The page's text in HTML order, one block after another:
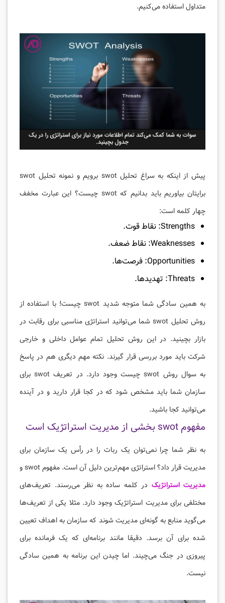
متداول استفاده می‌کنیم.
پیش از اینکه به سراغ تحلیل swot برویم و نمونه تحلیل swot
برایتان بیاوریم باید بدانیم که swot چیست؟ این عبارت مخفف
چهار کلمه است:
Strengths: نقاط قوت.
Weaknesses: نقاط ضعف.
Opportunities: فرصت‌ها.
Threats: تهدید‌ها.
به همین سادگی شما متوجه شدید swot چیست! با استفاده از
روش تحلیل swot شما می‌توانید استراتژی مناسبی برای رقابت در
بازار بچینید. در این روش تحلیل تمام عوامل داخلی و خارجی
شرکت باید مورد بررسی قرار گیرند. نکته مهم دیگری هم در پاسخ
به سوال روش swot چیست وجود دارد. در تعریف swot برای
سازمان شما باید مشخص شود که در کجا قرار دارید و در آینده
می‌توانید کجا باشید.
مفهوم swot بخشی از مدیریت استراتژیک است
به نظر شما چرا نمی‌توان یک ربات را در رأس یک سازمان برای
مدیریت قرار داد؟ استراتژی مهم‌ترین دلیل آن است. مفهوم swot و
مدیریت استراتژیک در کلمه ساده به نظر می‌رسند. تعریف‌های
مختلفی برای مدیریت استراتژیک وجود دارد. مثلا یکی از تعریف‌ها
می‌گوید منابع به گونه‌ای مدیریت شوند که سازمان به اهداف تعیین
شده برای آن برسد. دقیقا مانند برنامه‌ای که یک فرمانده برای
پیروزی در جنگ می‌چیند. اما چیدن این برنامه به همین سادگی
نیست.